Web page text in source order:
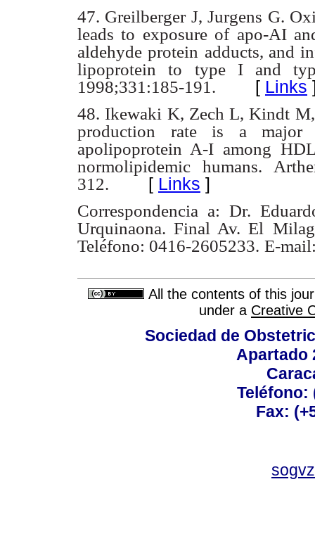
47. Greilberger J, Jurgens G.
leads to exposure of apo-AI
aldehyde protein adducts, and
lipoprotein to type I and
1998;331:185-191. [ Links
48. Ikewaki K, Zech L, Kindt
production rate is a major
apolipoprotein A-I among
normolipidemic humans.
312. [ Links ]
Correspondencia a: Dr.
Urquinaona. Final Av. El
Teléfono: 0416-2605233. E-
All the contents of this
under a Creative
Sociedad de
Apartado
Teléfono:
Fax: